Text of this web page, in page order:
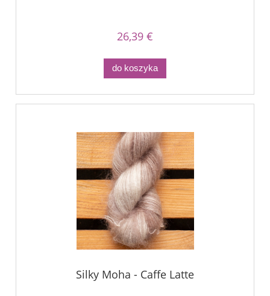
26,39 €
do koszyka
Silky Moha - Caffe Latte